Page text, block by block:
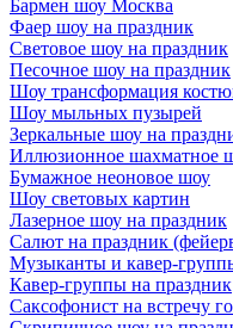
Бармен шоу Москва
Фаер шоу на праздник
Световое шоу на праздник
Песочное шоу на праздник
Шоу трансформация
Шоу мыльных пузырей
Зеркальные шоу на
Иллюзионное шахматное
Бумажное неоновое шоу
Шоу световых картин
Лазерное шоу на праздник
Салют на праздник
Музыканты и кавер-
Кавер-группы на праздник
Саксофонист на встречу